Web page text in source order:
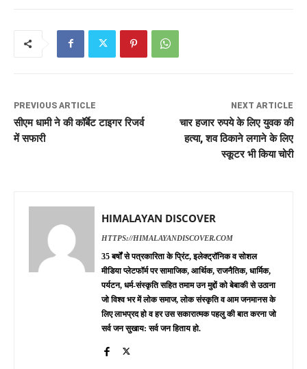
PREVIOUS ARTICLE
सीएम धामी ने की कॉर्बेट टाइगर रिजर्व
में सफारी
NEXT ARTICLE
चार हजार रुपये के लिए युवक की
हत्या, शव ठिकाने लगाने के लिए
स्कूटर भी किया चोरी
HIMALAYAN DISCOVER
HTTPS://HIMALAYANDISCOVER.COM
35 बर्षों से पत्रकारिता के प्रिंट, इलेक्ट्रॉनिक व सोशल
मीडिया प्लेटफॉर्म पर सामाजिक, आर्थिक, राजनैतिक, धार्मिक,
पर्यटन, धर्म-संस्कृति सहित तमाम उन मुद्दों को बेबाकी से उठाना
जो विश्व भर में लोक समाज, लोक संस्कृति व आम जनमानस के
लिए लाभप्रद हो व हर उस सकारात्मक पहलु की बात करना जो
सर्व जन सुखाय: सर्व जन हिताय हो.